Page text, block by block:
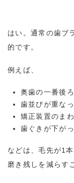
はい。通常の歯ブ
的です。
例えば、
奥歯の一番後ろ
歯並びが重な
矯正装置のまわ
歯ぐきが下が
などは、毛先が1
磨き残しを減らす